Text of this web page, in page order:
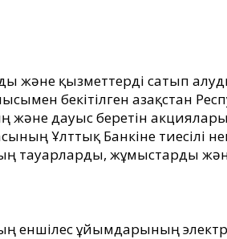
және қызметтерді сатып
бекітілген Қазақстан
дауыс беретін
Ұлттық Банкіне тиесілі
тауарларды, жұмыстарды және
еншілес ұйымдарының